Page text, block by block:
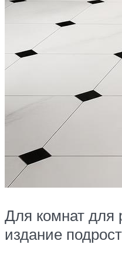
Для комнат для
издание